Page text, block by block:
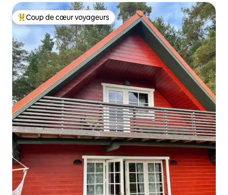
Coups de cœur voyageurs les plus appréciés
Coup de cœur voyageurs